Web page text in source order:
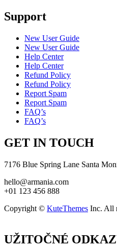
Support
New User Guide
New User Guide
Help Center
Help Center
Refund Policy
Refund Policy
Report Spam
Report Spam
FAQ’s
FAQ’s
GET IN TOUCH
7176 Blue Spring Lane Santa
hello@armania.com
+01 123 456 888
Copyright © KuteThemes Inc. All
UŽITOČNÉ